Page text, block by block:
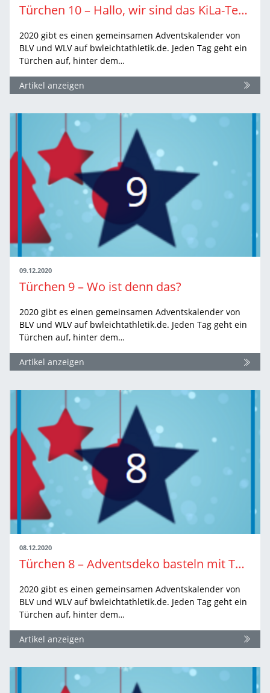
Türchen 10 – Hallo, wir sind das KiLa-Team!
2020 gibt es einen gemeinsamen Adventskalender von
BLV und WLV auf bwleichtathletik.de. Jeden Tag geht ein
Türchen auf, hinter dem…
Artikel anzeigen
09.12.2020
Türchen 9 – Wo ist denn das?
2020 gibt es einen gemeinsamen Adventskalender von
BLV und WLV auf bwleichtathletik.de. Jeden Tag geht ein
Türchen auf, hinter dem…
Artikel anzeigen
08.12.2020
Türchen 8 – Adventsdeko basteln mit Top-Athletin
2020 gibt es einen gemeinsamen Adventskalender von
BLV und WLV auf bwleichtathletik.de. Jeden Tag geht ein
Türchen auf, hinter dem…
Artikel anzeigen